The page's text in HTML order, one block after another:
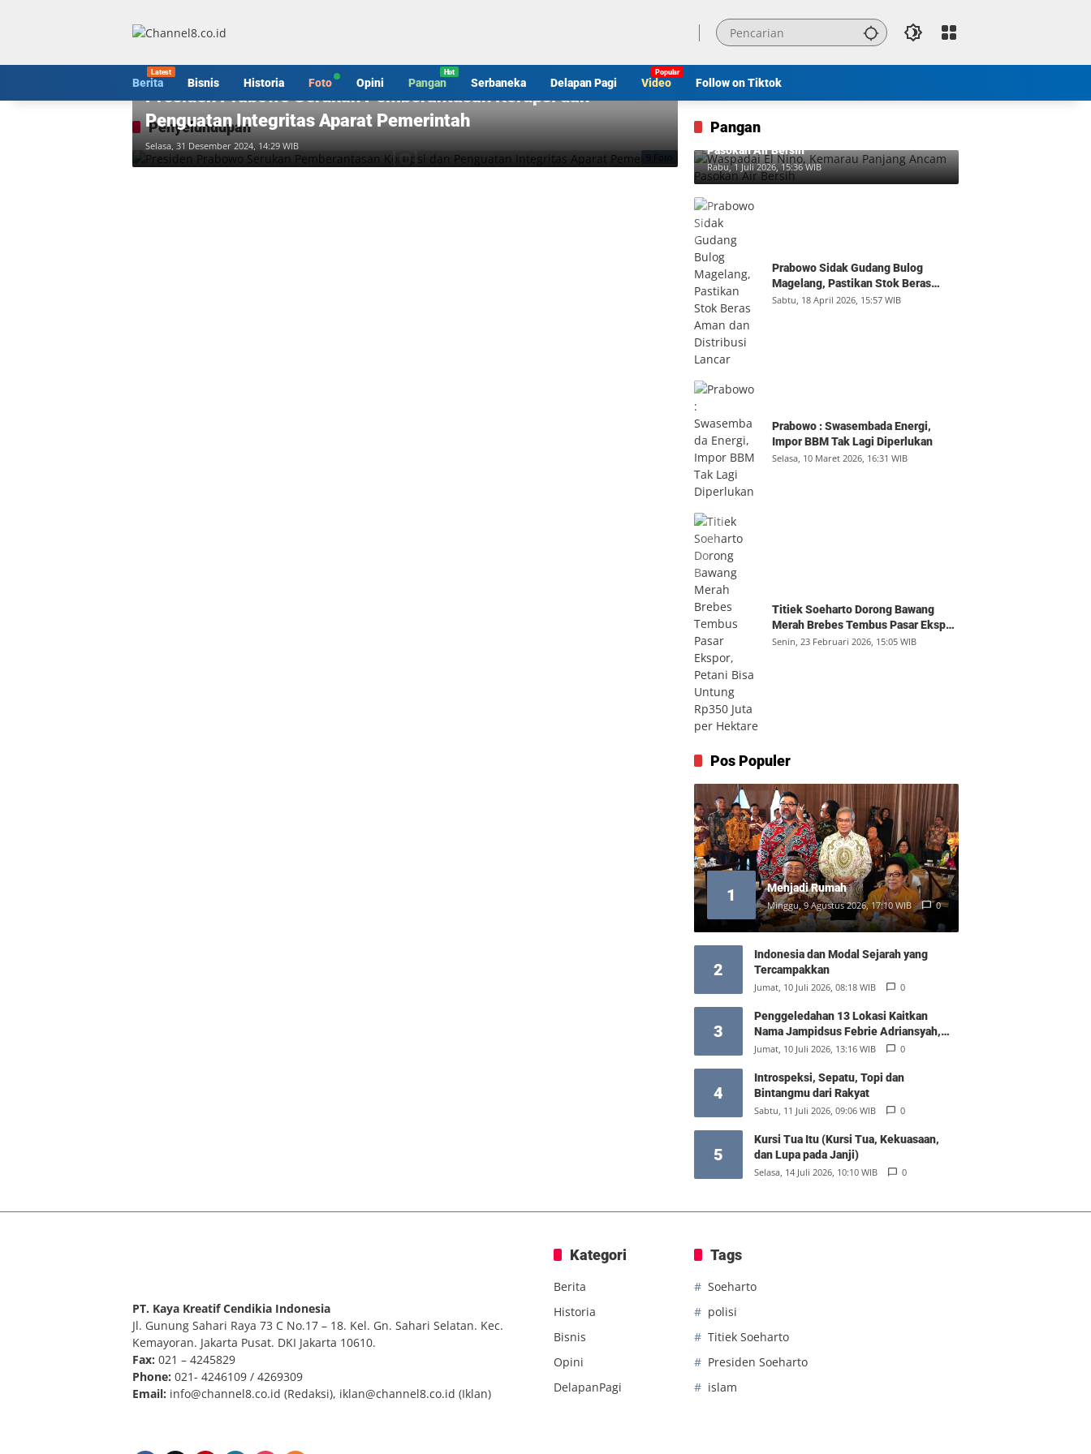
Berita Bisnis Historia Foto Opini Pangan Serbaneka Delapan Pagi Video Follow on Tiktok
Penyelundupan
9 Foto
Foto
Presiden Prabowo Serukan Pemberantasan Korupsi dan
Penguatan Integritas Aparat Pemerintah
Selasa, 31 Desember 2024, 14:29 WIB
Pangan
Waspadai El Nino, Kemarau Panjang Ancam
Pasokan Air Bersih
Rabu, 1 Juli 2026, 15:36 WIB
Prabowo Sidak Gudang Bulog
Magelang, Pastikan Stok Beras
Aman dan Distribusi Lancar
Sabtu, 18 April 2026, 15:57 WIB
Prabowo : Swasembada Energi,
Impor BBM Tak Lagi Diperlukan
Selasa, 10 Maret 2026, 16:31 WIB
Titiek Soeharto Dorong Bawang
Merah Brebes Tembus Pasar Ekspor,
Petani Bisa Untung Rp350 Juta per
Senin, 23 Februari 2026, 15:05 WIB
Pos Populer
1 Menjadi Rumah
Minggu, 9 Agustus 2026, 17:10 WIB 0
2
Indonesia dan Modal Sejarah yang
Tercampakkan
Jumat, 10 Juli 2026, 08:18 WIB 0
3
Penggeledahan 13 Lokasi Kaitkan
Nama Jampidsus Febrie Adriansyah,
Polisi Sita Rp476 Miliar dan 74 Kg Emas
Jumat, 10 Juli 2026, 13:16 WIB 0
4
Introspeksi, Sepatu, Topi dan
Bintangmu dari Rakyat
Sabtu, 11 Juli 2026, 09:06 WIB 0
5
Kursi Tua Itu (Kursi Tua, Kekuasaan,
dan Lupa pada Janji)
Selasa, 14 Juli 2026, 10:10 WIB 0
PT. Kaya Kreatif Cendikia Indonesia
Jl. Gunung Sahari Raya 73 C No.17 – 18. Kel. Gn. Sahari Selatan. Kec.
Kemayoran. Jakarta Pusat. DKI Jakarta 10610.
Fax: 021 – 4245829
Phone: 021- 4246109 / 4269309
Email: info@channel8.co.id (Redaksi), iklan@channel8.co.id (Iklan)
Kategori
Berita
Historia
Bisnis
Opini
DelapanPagi
Tags
Soeharto
polisi
Titiek Soeharto
Presiden Soeharto
islam